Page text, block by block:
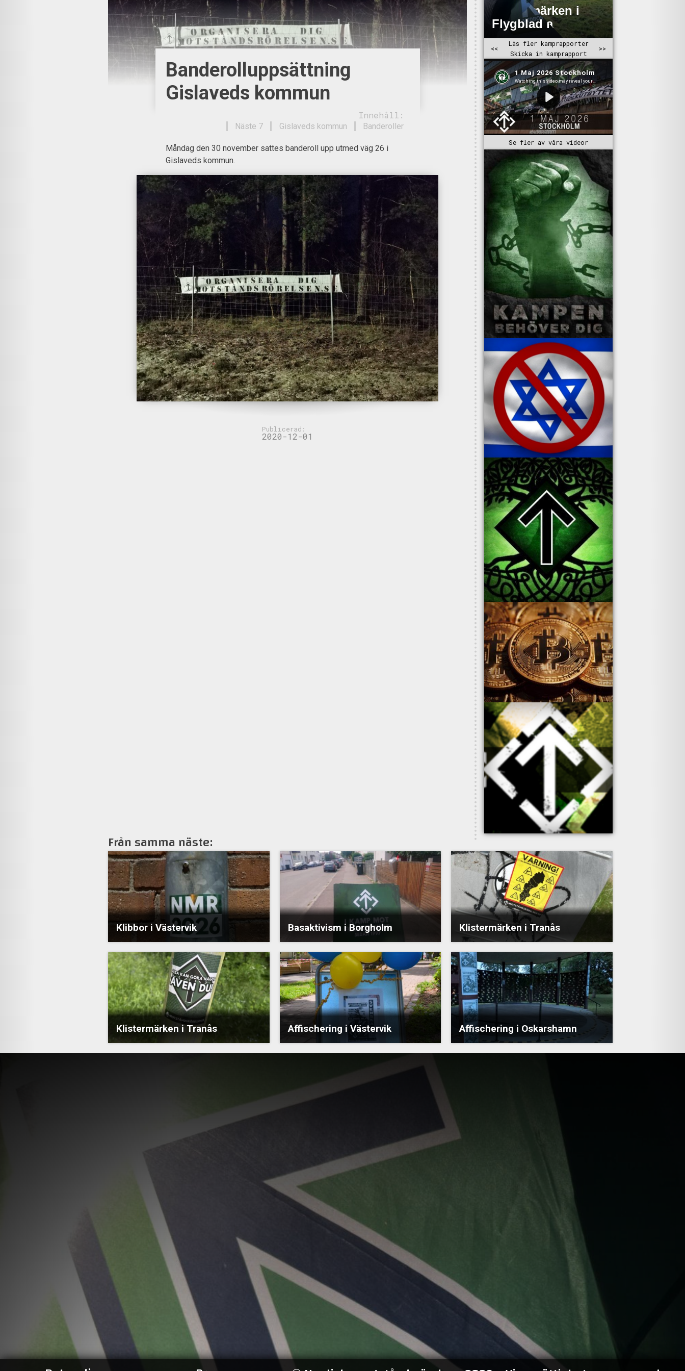
Banderolluppsättning
Gislaveds kommun
Innehåll:
Banderoller
Gislaveds kommun
Näste 7
Måndag den 30 november sattes banderoll upp utmed väg 26 i
Gislaveds kommun.
Publicerad:
2020-12-01
Se fler av våra videor
Från samma näste:
Klibbor i Västervik Basaktivism i Borgholm Klistermärken i Tranås
Klistermärken i Tranås Affischering i Västervik Affischering i Oskarshamn